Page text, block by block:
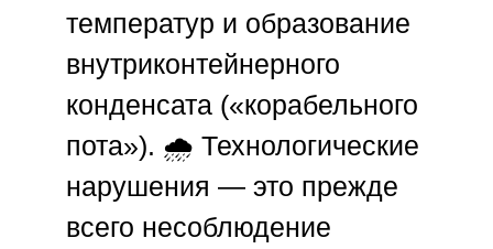
температур и образование
внутриконтейнерного
конденсата («корабельного
пота»). 🌧️ Технологические
нарушения — это прежде
всего несоблюдение